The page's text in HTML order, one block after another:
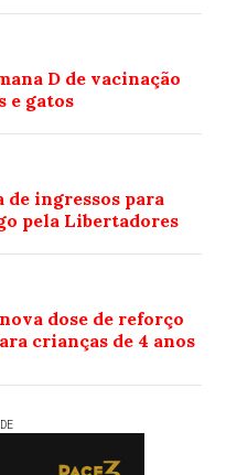
D de vacinação
e gatos
ingressos para
pela Libertadores
dose de reforço
crianças de 4 anos